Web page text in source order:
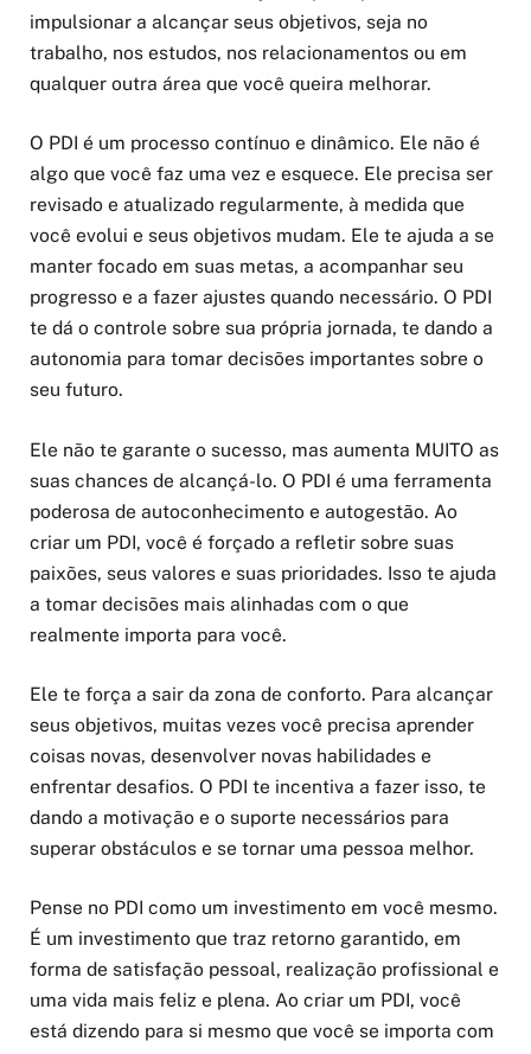
impulsionar a alcançar seus objetivos, seja no
trabalho, nos estudos, nos relacionamentos ou em
qualquer outra área que você queira melhorar.
O PDI é um processo contínuo e dinâmico. Ele não é
algo que você faz uma vez e esquece. Ele precisa ser
revisado e atualizado regularmente, à medida que
você evolui e seus objetivos mudam. Ele te ajuda a se
manter focado em suas metas, a acompanhar seu
progresso e a fazer ajustes quando necessário. O PDI
te dá o controle sobre sua própria jornada, te dando a
autonomia para tomar decisões importantes sobre o
seu futuro.
Ele não te garante o sucesso, mas aumenta MUITO as
suas chances de alcançá-lo. O PDI é uma ferramenta
poderosa de autoconhecimento e autogestão. Ao
criar um PDI, você é forçado a refletir sobre suas
paixões, seus valores e suas prioridades. Isso te ajuda
a tomar decisões mais alinhadas com o que
realmente importa para você.
Ele te força a sair da zona de conforto. Para alcançar
seus objetivos, muitas vezes você precisa aprender
coisas novas, desenvolver novas habilidades e
enfrentar desafios. O PDI te incentiva a fazer isso, te
dando a motivação e o suporte necessários para
superar obstáculos e se tornar uma pessoa melhor.
Pense no PDI como um investimento em você mesmo.
É um investimento que traz retorno garantido, em
forma de satisfação pessoal, realização profissional e
uma vida mais feliz e plena. Ao criar um PDI, você
está dizendo para si mesmo que você se importa com